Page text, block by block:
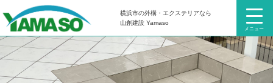
メニュー
横浜市の外構・エクステリアなら
山創建設 Yamaso